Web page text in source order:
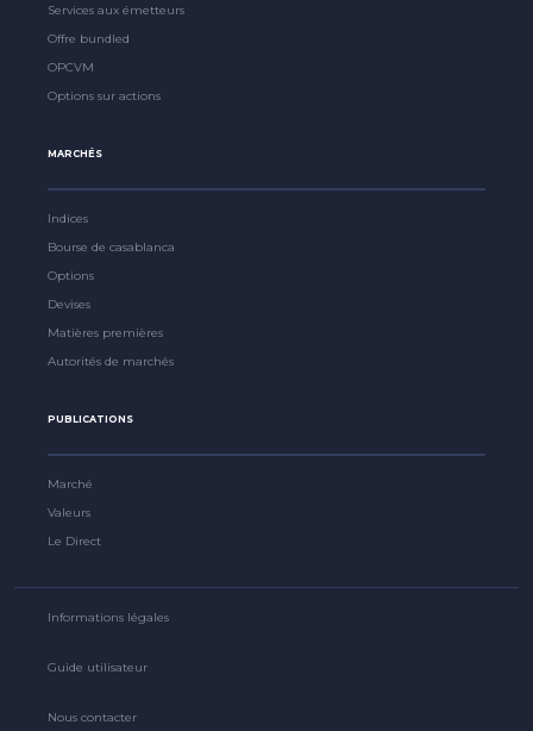
Services aux émetteurs
Offre bundled
OPCVM
Options sur actions
MARCHÉS
Indices
Bourse de casablanca
Options
Devises
Matières premières
Autorités de marchés
PUBLICATIONS
Marché
Valeurs
Le Direct
Informations légales
Guide utilisateur
Nous contacter